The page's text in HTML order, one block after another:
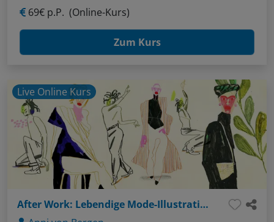
69€ p.P. (Online-Kurs)
Zum Kurs
Live Online Kurs
After Work: Lebendige Mode-Illustrationen mit Buntstift und Wasserfarbe